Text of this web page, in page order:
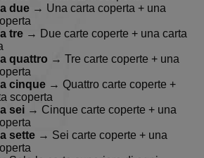
due → Una carta coperta + una
tre → Due carte coperte + una carta
quattro → Tre carte coperte + una
cinque → Quattro carte coperte +
scoperta
sei → Cinque carte coperte + una
sette → Sei carte coperte + una